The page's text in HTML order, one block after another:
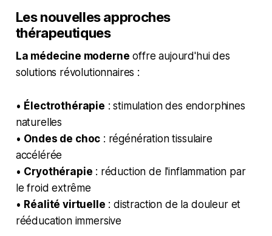
Les nouvelles approches
thérapeutiques
La médecine moderne offre aujourd'hui des
solutions révolutionnaires :
• Électrothérapie : stimulation des endorphines
naturelles
• Ondes de choc : régénération tissulaire
accélérée
• Cryothérapie : réduction de l'inflammation par
le froid extrême
• Réalité virtuelle : distraction de la douleur et
rééducation immersive